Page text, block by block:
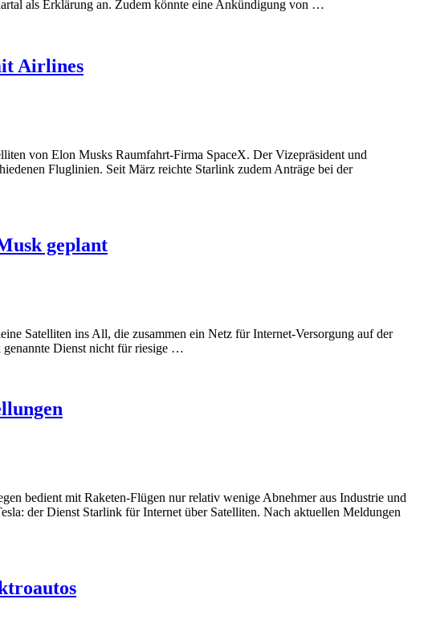
als Erklärung an. Zudem könnte eine Ankündigung von …
Airlines
von Elon Musks Raumfahrt-Firma SpaceX. Der Vizepräsident und
Fluglinien. Seit März reichte Starlink zudem Anträge bei der
geplant
Satelliten ins All, die zusammen ein Netz für Internet-Versorgung auf der
genannte Dienst nicht für riesige …
bedient mit Raketen-Flügen nur relativ wenige Abnehmer aus Industrie und
der Dienst Starlink für Internet über Satelliten. Nach aktuellen Meldungen